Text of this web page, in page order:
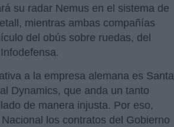
su radar Nemus en el sistema de
mientras ambas compañías
del obús sobre ruedas, del
a la empresa alemana es Santa
Dynamics, que anda un tanto
de manera injusta. Por eso,
los contratos del Gobierno